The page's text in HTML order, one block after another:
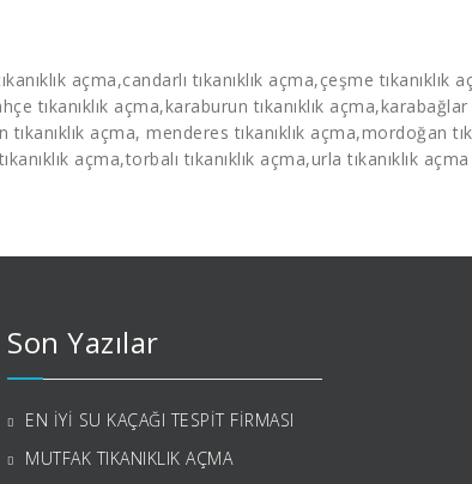
açma,candarlı tıkanıklık açma,çeşme tıkanıklık
tıkanıklık açma,karaburun tıkanıklık açma,karabağlar
tıkanıklık açma, menderes tıkanıklık açma,mordoğan
tıkanıklık açma,torbalı tıkanıklık açma,urla tıkanıklık açma
Son Yazılar
EN İYİ SU KAÇAĞI TESPİT FİRMASI
MUTFAK TIKANIKLIK AÇMA